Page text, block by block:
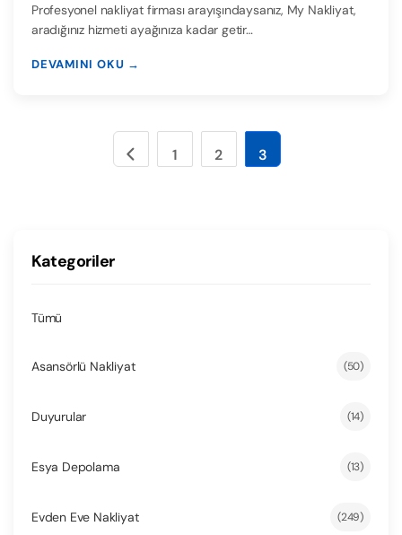
Profesyonel nakliyat firması arayışındaysanız, My Nakliyat,
aradığınız hizmeti ayağınıza kadar getir…
DEVAMINI OKU →
1 2 3
Kategoriler
Tümü
Asansörlü Nakliyat (50)
Duyurular (14)
Esya Depolama (13)
Evden Eve Nakliyat (249)